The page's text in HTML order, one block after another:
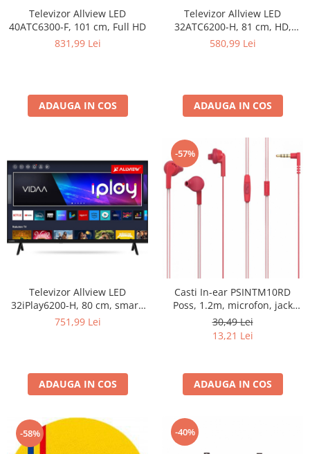
Rasnite de cafea
Fierbatoare de apa
Aparate de curatat cu abur
Perii rotative
Ingrijire personala
Masini de tuns parul
Periute de dinti electrice
Placi de indreptat parul
Epilatoare
Masini de tuns si barbierit
Aparate de calcat cu aburi.
Accesorii aspiratoare
Aparate de vidat
Ustensile gatit
Televizor Allview LED
40ATC6300-F, 101 cm, Full HD
831,99 Lei
ADAUGA IN COS
Televizor Allview LED
32ATC6200-H, 81 cm, HD,
Clasa E
580,99 Lei
ADAUGA IN COS
Televizor Allview LED
32iPlay6200-H, 80 cm, smart,
HD, Clasa E
751,99 Lei
ADAUGA IN COS
-57%
Casti In-ear PSINTM10RD
Poss, 1.2m, microfon, jack
3.5mm, Rosu
30,49 Lei
13,21 Lei
ADAUGA IN COS
-58% -40%